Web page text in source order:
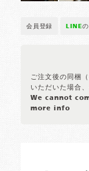
会員登録 LINE
ご注文後の同梱
いただいた場合
We cannot
more info